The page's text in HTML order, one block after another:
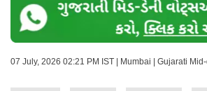
07 July, 2026 02:21 PM IST | Mumbai | Gujarati